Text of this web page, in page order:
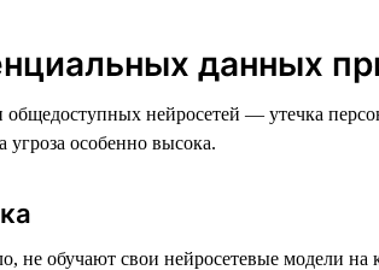
данных
нейросетей — утечка
особенно высока.
не обучают свои нейросетевые модели